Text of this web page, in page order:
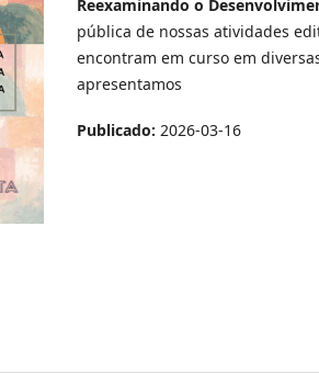
Reexaminando o
pública de nossas atividades
encontram em curso em
apresentamos
Publicado: 2026-03-16